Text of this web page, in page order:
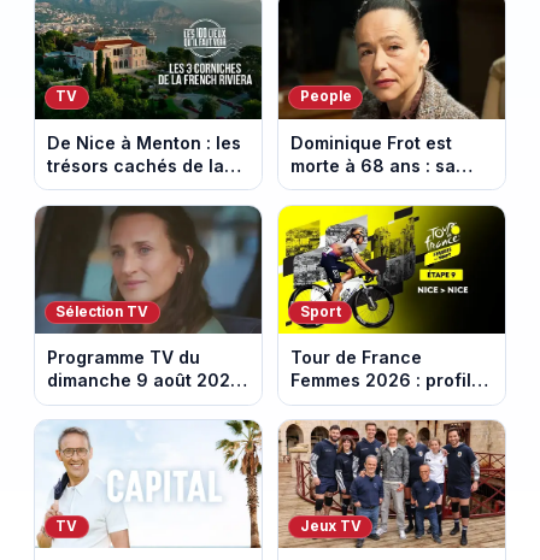
TV
De Nice à Menton : les
trésors cachés de la
French Riviera dévoilés
dans les 100 lieux qu'il
faut voir
People
Dominique Frot est
morte à 68 ans : sa
sœur Catherine Frot
annonce la triste
nouvelle
Sélection TV
Programme TV du
dimanche 9 août 2026
: notre sélection pour
votre soirée télé
Sport
Tour de France
Femmes 2026 : profil
et horaires de la
dernière étape à Nice
TV Jeux TV